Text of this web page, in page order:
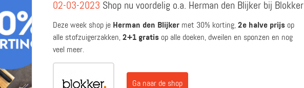
02-03-2023 Shop nu voordelig o.a. Herman den Blijker bij Blokker
Deze week shop je Herman den Blijker met 30% korting,2e halve prijs op
alle stofzuigerzakken,2+1 gratis op alle doeken, dweilen en sponzen en nog
veel meer.
Ga naar de shop